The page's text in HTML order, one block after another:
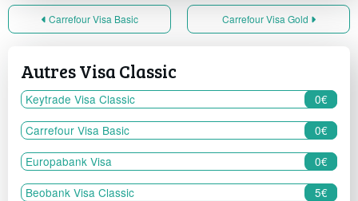
Carrefour Visa Basic Carrefour Visa Gold
Autres Visa Classic
Keytrade Visa Classic
0€
Carrefour Visa Basic
0€
Europabank Visa
0€
Beobank Visa Classic
5€